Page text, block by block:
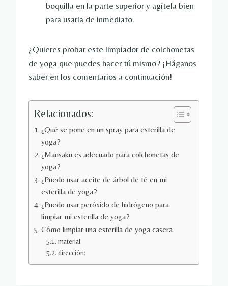
boquilla en la parte superior y agítela bien
para usarla de inmediato.
¿Quieres probar este limpiador de colchonetas
de yoga que puedes hacer tú mismo? ¡Háganos
saber en los comentarios a continuación!
Relacionados:
¿Qué se pone en un spray para esterilla de
yoga?
¿Mansaku es adecuado para colchonetas de
yoga?
¿Puedo usar aceite de árbol de té en mi
esterilla de yoga?
¿Puedo usar peróxido de hidrógeno para
limpiar mi esterilla de yoga?
Cómo limpiar una esterilla de yoga casera
material:
dirección: